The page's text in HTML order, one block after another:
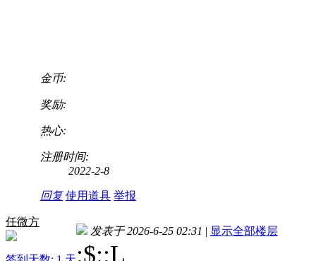
金币:
奖励:
热心:
注册时间:
2022-2-8
回复 使用道具 举报
任微方
发表于 2026-6-25 02:31 | 显示全部楼层
:$::L